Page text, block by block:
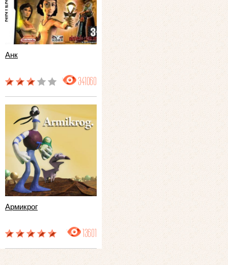
Анк
341060
Армикрог
13601